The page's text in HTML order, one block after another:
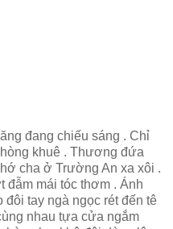
đang chiếu sáng . Chỉ
khuê . Thương đứa
cha ở Trường An xa xôi .
mái tóc thơm . Ánh
đôi tay ngà ngọc rét đến tê
nhau tựa cửa ngắm